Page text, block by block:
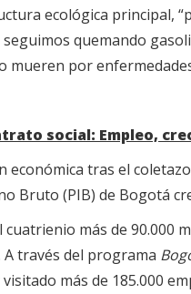
ecológica principal,
seguimos quemando
mueren por
social: Empleo,
económica tras el
Bruto (PIB) de Bogotá
cuatrienio más de
través del programa
más de 185.000